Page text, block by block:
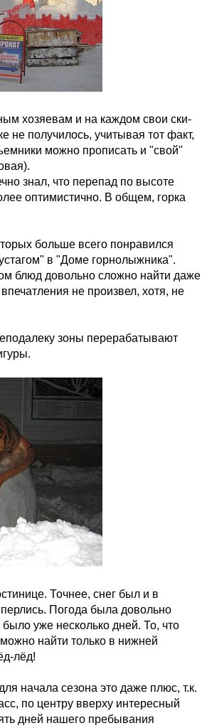
хозяевам и на каждом свои ски-
не получилось, учитывая тот факт,
можно прописать и "свой"
знал, что перепад по высоте
оптимистично. В общем, горка
больше всего понравился
в "Доме горнолыжника".
блюд довольно сложно найти даже
не произвел, хотя, не
зоны перерабатывают
Точнее, снег был и в
Погода была довольно
уже несколько дней. То, что
найти только в нижней
лёд!
начала сезона это даже плюс, т.к.
по центру вверху интересный
дней нашего пребывания